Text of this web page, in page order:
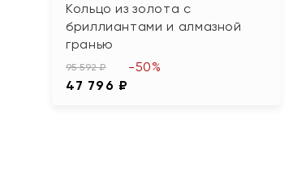
Кольцо из золота с
бриллиантами и алмазной
гранью
95 592 ₽
47 796 ₽
-50%